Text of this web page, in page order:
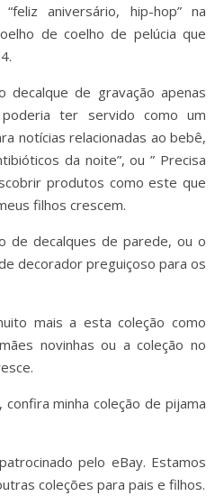
aniversário, hip-hop” na
de coelho de pelúcia que
decalque de gravação apenas
ter servido como um
notícias relacionadas ao bebê,
da noite”, ou ” Precisa
produtos como este que
filhos crescem.
de decalques de parede, ou o
decorador preguiçoso para os
mais a esta coleção como
novinhas ou a coleção no
minha coleção de pijama
pelo eBay. Estamos
coleções para pais e filhos.